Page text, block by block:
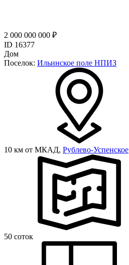
2 000 000 000 ₽
ID 16377
Дом
Поселок: Ильинское поле НПИЗ
10 км от МКАД, Рублево-Успенское
50 соток